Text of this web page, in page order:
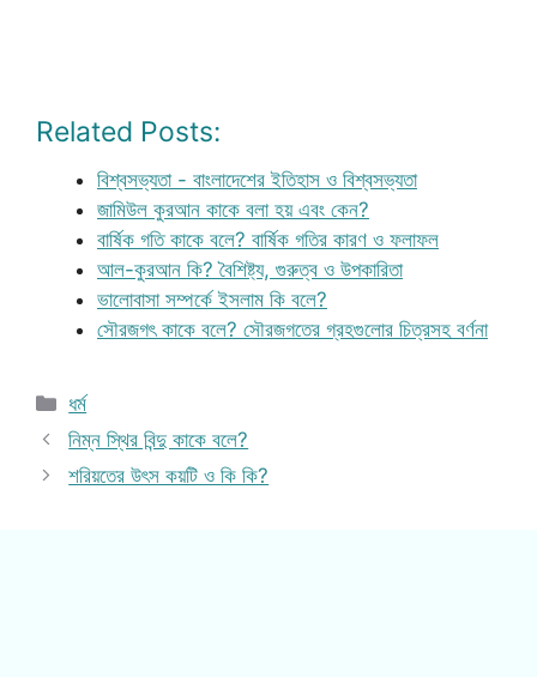
Related Posts:
বিশ্বসভ্যতা - বাংলাদেশের ইতিহাস ও বিশ্বসভ্যতা
জামিউল কুরআন কাকে বলা হয় এবং কেন?
বার্ষিক গতি কাকে বলে? বার্ষিক গতির কারণ ও ফলাফল
আল-কুরআন কি? বৈশিষ্ট্য, গুরুত্ব ও উপকারিতা
ভালোবাসা সম্পর্কে ইসলাম কি বলে?
সৌরজগৎ কাকে বলে? সৌরজগতের গ্রহগুলোর চিত্রসহ বর্ণনা
Categories
ধর্ম
নিম্ন স্থির বিন্দু কাকে বলে?
শরিয়তের উৎস কয়টি ও কি কি?